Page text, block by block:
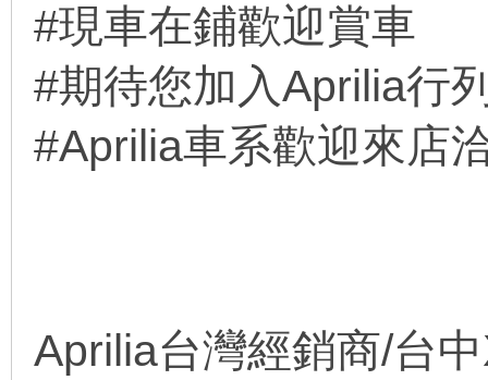
#現車在鋪歡迎賞車
#期待您加入Aprilia行
#Aprilia車系歡迎來店
Aprilia台灣經銷商/台